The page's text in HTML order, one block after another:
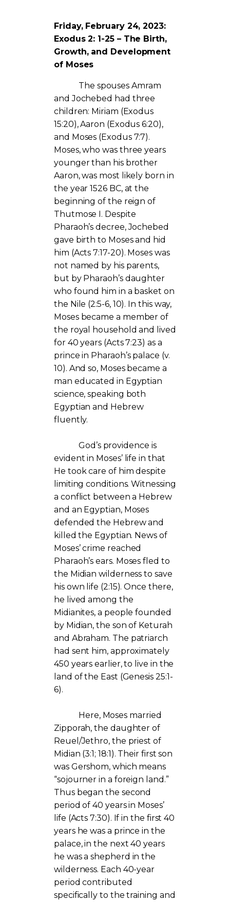
Friday, February 24, 2023:
Exodus 2: 1-25 – The Birth,
Growth, and Development
of Moses
The spouses Amram
and Jochebed had three
children: Miriam (Exodus
15:20), Aaron (Exodus 6:20),
and Moses (Exodus 7:7).
Moses, who was three years
younger than his brother
Aaron, was most likely born in
the year 1526 BC, at the
beginning of the reign of
Thutmose I. Despite
Pharaoh’s decree, Jochebed
gave birth to Moses and hid
him (Acts 7:17-20). Moses was
not named by his parents,
but by Pharaoh’s daughter
who found him in a basket on
the Nile (2:5-6, 10). In this way,
Moses became a member of
the royal household and lived
for 40 years (Acts 7:23) as a
prince in Pharaoh’s palace (v.
10). And so, Moses became a
man educated in Egyptian
science, speaking both
Egyptian and Hebrew
fluently.
God’s providence is
evident in Moses’ life in that
He took care of him despite
limiting conditions. Witnessing
a conflict between a Hebrew
and an Egyptian, Moses
defended the Hebrew and
killed the Egyptian. News of
Moses’ crime reached
Pharaoh’s ears. Moses fled to
the Midian wilderness to save
his own life (2:15). Once there,
he lived among the
Midianites, a people founded
by Midian, the son of Keturah
and Abraham. The patriarch
had sent him, approximately
450 years earlier, to live in the
land of the East (Genesis 25:1-
6).
Here, Moses married
Zipporah, the daughter of
Reuel/Jethro, the priest of
Midian (3:1; 18:1). Their first son
was Gershom, which means
“sojourner in a foreign land.”
Thus began the second
period of 40 years in Moses’
life (Acts 7:30). If in the first 40
years he was a prince in the
palace, in the next 40 years
he was a shepherd in the
wilderness. Each 40-year
period contributed
specifically to the training and